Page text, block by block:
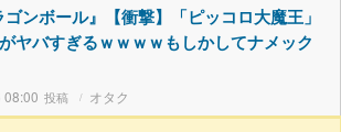
ゴンボール』【衝撃】「ピッコロ大魔王」
ヤバすぎるｗｗｗｗもしかしてナメック
08:00 オタク